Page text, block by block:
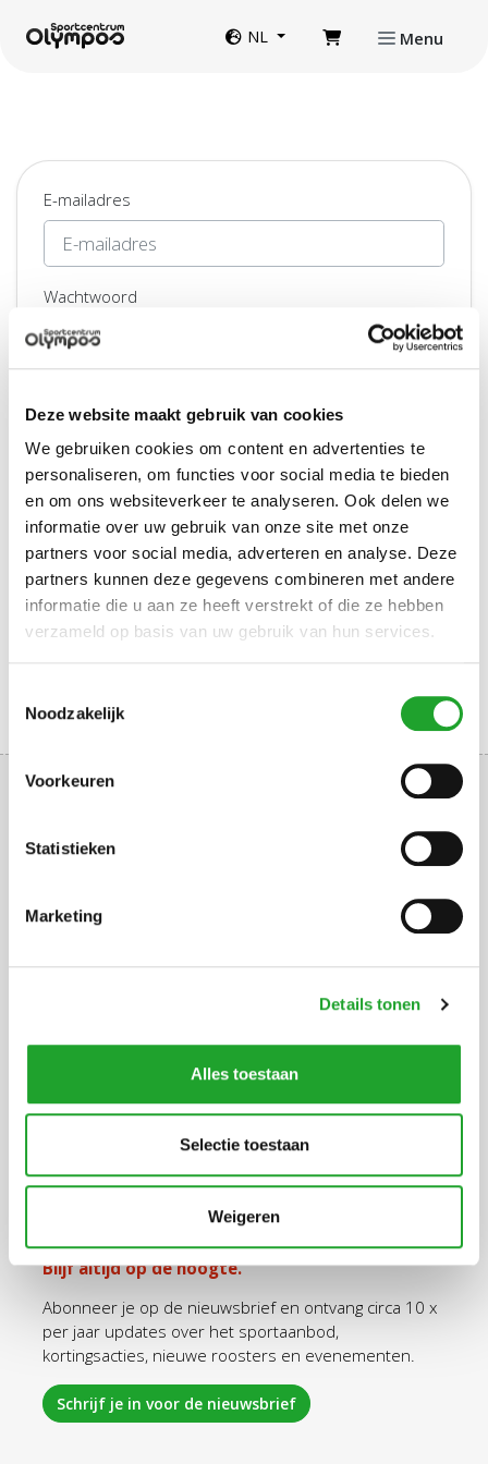
Deze website maakt gebruik van cookies
We gebruiken cookies om content en advertenties te
personaliseren, om functies voor social media te bieden
en om ons websiteverkeer te analyseren. Ook delen we
informatie over uw gebruik van onze site met onze
partners voor social media, adverteren en analyse. Deze
partners kunnen deze gegevens combineren met andere
informatie die u aan ze heeft verstrekt of die ze hebben
verzameld op basis van uw gebruik van hun services.
Noodzakelijk
Voorkeuren
Statistieken
Marketing
Details tonen
Alles toestaan
Selectie toestaan
Weigeren
NL Menu
E-mailadres
Wachtwoord
Inloggen
Wachtwoord vergeten?
Nog geen account? Registreren
Servicevoorwaardenvan Google zijn van toepassing.
+31 30 2534471
Ga snel naar
Tarieven Olympas
Openingstijden
Blijf altijd op de hoogte.
Abonneer je op de nieuwsbrief en ontvang circa 10 x
per jaar updates over het sportaanbod,
kortingsacties, nieuwe roosters en evenementen.
Schrijf je in voor de nieuwsbrief